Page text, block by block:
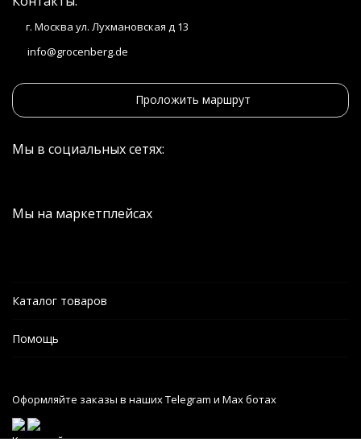
г. Москва ул. Лухмановская д 13
info@grocenberg.de
Проложить маршрут
Мы в социальных сетях:
Мы на маркетплейсах
Каталог товаров
Помощь
Оформляйте заказы в наших Telegram и Max ботах